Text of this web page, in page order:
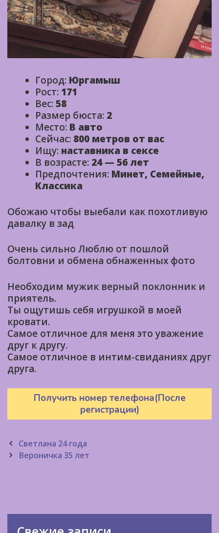
Город: Юргамыш
Рост: 171
Вес:58
Размер бюста: 2
Место: В авто
Сейчас: 800 метров от вас
Ищу: наставника в сексе
В возрасте: 24 — 56 лет
Предпочтения: Минет, Семейные,
Классика
Обожаю чтобы выебали как похотливую
давалку в зад
Очень сильно Люблю от пошлой
болтовни и обмена обнаженных фото
Необходим мужик верный поклонник и
приятель.
Ты ощутишь себя игрушкой в моей
кровати.
Самое отличное для меня это уважение
друг к другу.
Самое отличное в интим-свиданиях друг
друга.
Получить номер телефона(После
регистрации)
Post
navigation
Светлана 24 года
Вероничка 35 лет